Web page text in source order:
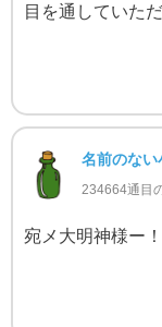
目を通していた
名前のない
234664通目
宛メ大明神様ー